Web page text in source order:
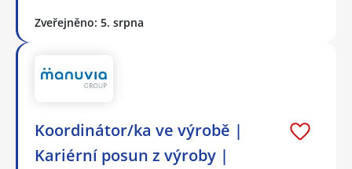
Zveřejněno: 5. srpna
Koordinátor/ka ve výrobě |
Kariérní posun z výroby |